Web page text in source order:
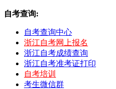
自考查询:
自考查询中心
浙江自考网上报名
浙江自考成绩查询
浙江自考准考证打印
自考培训
考生微信群